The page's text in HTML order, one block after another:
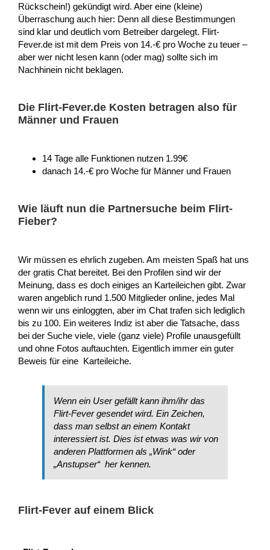
Rückschein!) gekündigt wird. Aber eine (kleine)
Überraschung auch hier: Denn all diese Bestimmungen
sind klar und deutlich vom Betreiber dargelegt. Flirt-
Fever.de ist mit dem Preis von 14.-€ pro Woche zu teuer –
aber wer nicht lesen kann (oder mag) sollte sich im
Nachhinein nicht beklagen.
Die Flirt-Fever.de Kosten betragen also für
Männer und Frauen
14 Tage alle Funktionen nutzen 1.99€
danach 14.-€ pro Woche für Männer und Frauen
Wie läuft nun die Partnersuche beim Flirt-
Fieber?
Wir müssen es ehrlich zugeben. Am meisten Spaß hat uns
der gratis Chat bereitet. Bei den Profilen sind wir der
Meinung, dass es doch einiges an Karteileichen gibt. Zwar
waren angeblich rund 1.500 Mitglieder online, jedes Mal
wenn wir uns einloggten, aber im Chat trafen sich lediglich
bis zu 100. Ein weiteres Indiz ist aber die Tatsache, dass
bei der Suche viele, viele (ganz viele) Profile unausgefüllt
und ohne Fotos auftauchten. Eigentlich immer ein guter
Beweis für eine Karteileiche.
Wenn ein User gefällt kann ihm/ihr das
Flirt-Fever gesendet wird. Ein Zeichen,
dass man selbst an einem Kontakt
interessiert ist. Dies ist etwas was wir von
anderen Plattformen als „Wink“ oder
„Anstupser“ her kennen.
Flirt-Fever auf einem Blick